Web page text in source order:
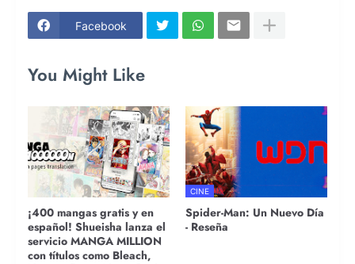
Facebook
You Might Like
¡400 mangas gratis y en
español! Shueisha lanza el
servicio MANGA MILLION
con títulos como Bleach,
CINE
Spider-Man: Un Nuevo Día
- Reseña